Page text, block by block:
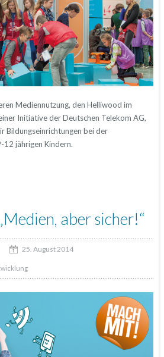
Mediennutzung, den Helliwood im
Initiative der Deutschen Telekom AG,
Bildungseinrichtungen bei der
jährigen Kindern.
aber sicher!“
25. August 2014